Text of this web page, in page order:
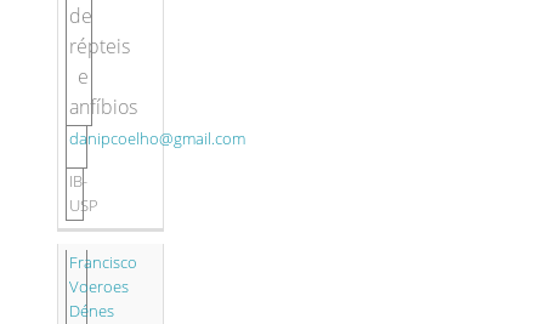
de
répteis
e
anfíbios
danipcoelho@gmail.com
IB-
USP
Francisco
Voeroes
Dénes